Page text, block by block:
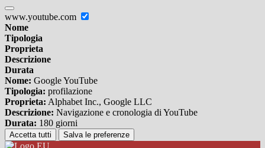
www.youtube.com
Nome
Tipologia
Proprieta
Descrizione
Durata
Nome: Google YouTube
Tipologia: profilazione
Proprieta: Alphabet Inc., Google LLC
Descrizione: Navigazione e cronologia di YouTube
Durata: 180 giorni
Accetta tutti Salva le preferenze